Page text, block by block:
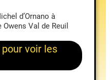
d’Ornano à
Val de Reuil
voir les